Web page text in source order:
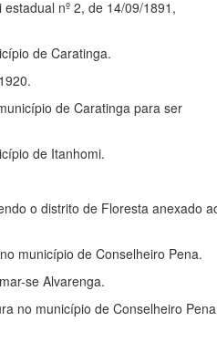
nº 2, de 14/09/1891,
de Caratinga.
de Caratinga para ser
de Itanhomi.
o distrito de Floresta anexado
município de Conselheiro Pena.
se Alvarenga.
no município de Conselheiro